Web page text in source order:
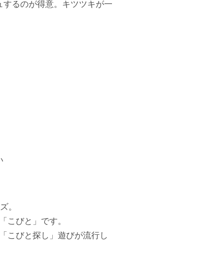
るのが得意。キツツキが一
。
こびと」です。
こびと探し」遊びが流行し